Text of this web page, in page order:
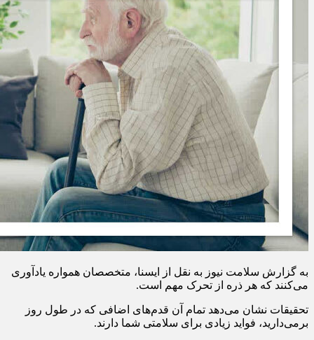
به گزارش سلامت نیوز به نقل از ایسنا، متخصصان همواره یادآوری
می‌کنند که هر ذره از تحرک مهم است.
تحقیقات نشان می‌دهد تمام آن قدم‌های اضافی که در طول روز
برمی‌دارید، فواید زیادی برای سلامتی شما دارند.